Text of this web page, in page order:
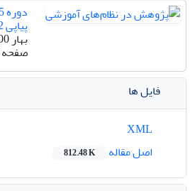
پیاپی 52
بهار 1400
صفحه
فایل ها
اصل مقاله
812.48 K